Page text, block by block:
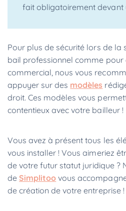
fait obligatoirement devant
Pour plus de sécurité lors de la
bail professionnel comme pour
commercial, nous vous
appuyer sur des modèles
droit. Ces modèles vous
contentieux avec votre bailleur !
Vous avez à présent tous les
vous installer ! Vous aimeriez
de votre futur statut juridique ?
de Simplitoo vous
de création de votre entreprise !